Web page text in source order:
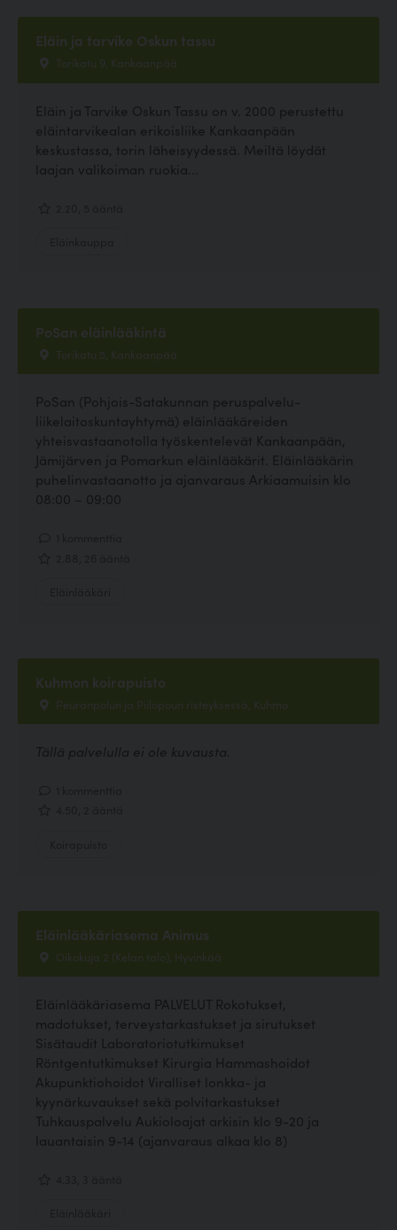
Eläin ja tarvike Oskun tassu
Torikatu 9, Kankaanpää
Eläin ja Tarvike Oskun Tassu on v. 2000 perustettu
eläintarvikealan erikoisliike Kankaanpään
keskustassa, torin läheisyydessä. Meiltä löydät
laajan valikoiman ruokia...
PoSan eläinlääkintä
Torikatu 5, Kankaanpää
PoSan (Pohjois-Satakunnan peruspalvelu-
liikelaitoskuntayhtymä) eläinlääkäreiden
yhteisvastaanotolla työskentelevät Kankaanpään,
Jämijärven ja Pomarkun eläinlääkärit. Eläinlääkärin
puhelinvastaanotto ja ajanvaraus Arkiaamuisin klo
08:00 – 09:00
Kuhmon koirapuisto
Peuranpolun ja Piilopoun risteyksessä, Kuhmo
Tällä palvelulla ei ole kuvausta.
Eläinlääkäriasema Animus
Oikokuja 2 (Kelan talo), Hyvinkää
Eläinlääkäriasema PALVELUT Rokotukset,
madotukset, terveystarkastukset ja sirutukset
Sisätaudit Laboratoriotutkimukset
Röntgentutkimukset Kirurgia Hammashoidot
Akupunktiohoidot Viralliset lonkka- ja
kyynärkuvaukset sekä polvitarkastukset
Tuhkauspalvelu Aukioloajat arkisin klo 9-20 ja
lauantaisin 9-14 (ajanvaraus alkaa klo 8)